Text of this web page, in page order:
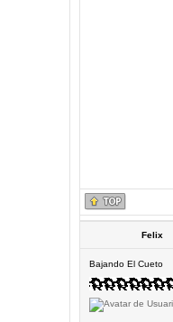
Felix
Bajando El Cueto